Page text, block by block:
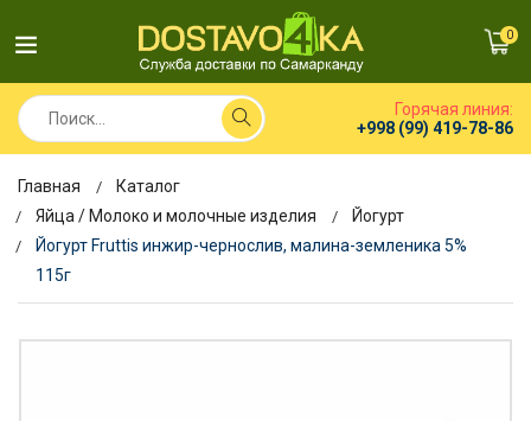
0
Горячая линия:
+998 (99) 419-78-86
Главная
Каталог
Яйца / Молоко и молочные изделия
Йогурт
Йогурт Fruttis инжир-чернослив, малина-земленика 5%
115г